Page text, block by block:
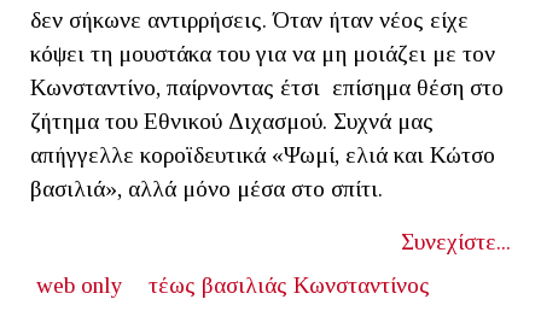
δεν σήκωνε αντιρρήσεις. Όταν ήταν νέος είχε
κόψει τη μουστάκα του για να μη μοιάζει με τον
Κωνσταντίνο, παίρνοντας έτσι επίσημα θέση στο
ζήτημα του Εθνικού Διχασμού. Συχνά μας
απήγγελλε κοροϊδευτικά «Ψωμί, ελιά και Κώτσο
βασιλιά», αλλά μόνο μέσα στο σπίτι.
Συνεχίστε...
web only
τέως βασιλιάς Κωνσταντίνος